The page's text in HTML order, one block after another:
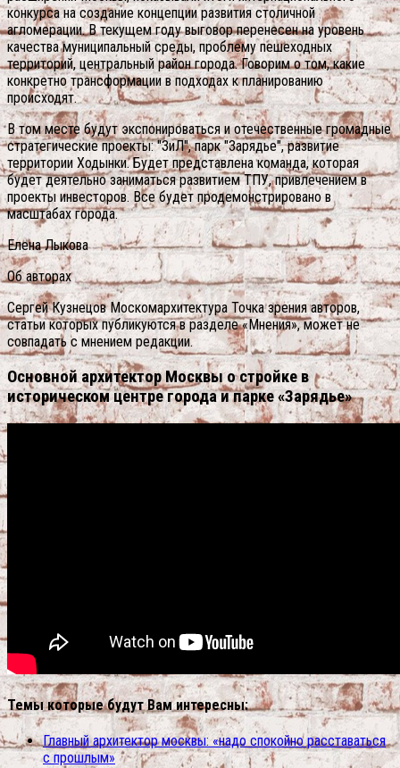
конкурса на создание концепции развития столичной
агломерации. В текущем году выговор перенесен на уровень
качества муниципальный среды, проблему пешеходных
территорий, центральный район города. Говорим о том, какие
конкретно трансформации в подходах к планированию
происходят.
В том месте будут экспонироваться и отечественные громадные
стратегические проекты: "ЗиЛ", парк "Зарядье", развитие
территории Ходынки. Будет представлена команда, которая
будет деятельно заниматься развитием ТПУ, привлечением в
проекты инвесторов. Все будет продемонстрировано в
масштабах города.
Елена Лыкова
Об авторах
Сергей Кузнецов Москомархитектура Точка зрения авторов,
статьи которых публикуются в разделе «Мнения», может не
совпадать с мнением редакции.
Основной архитектор Москвы о стройке в
историческом центре города и парке «Зарядье»
Темы которые будут Вам интересны:
Главный архитектор москвы: «надо спокойно расставаться
с прошлым»